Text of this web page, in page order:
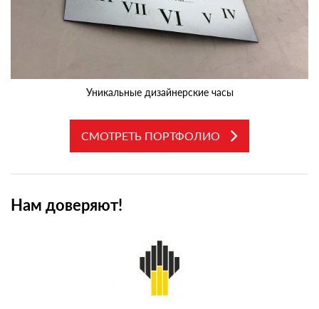
Уникальные дизайнерские часы
СМОТРЕТЬ ПОРТФОЛИО
Нам доверяют!